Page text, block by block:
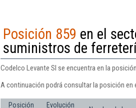
Posición 859 en el
suministros de
Codelco Levante Sl se encuentra en la
A continuación podrá consultar la posición en
Posición Evolución